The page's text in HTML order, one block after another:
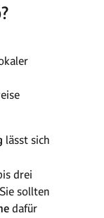
lässt sich
drei
sollten
dafür